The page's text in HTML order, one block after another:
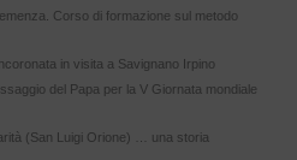
Corso di formazione sul metodo
in visita a Savignano Irpino
del Papa per la V Giornata mondiale
(San Luigi Orione) … una storia